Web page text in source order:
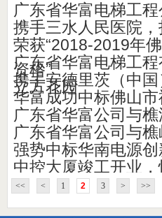
广东省华富电梯工
携手三水人民医院
荣获“2018-2019年
资格”
广东省华富电梯工
立方花园
携手安德里茨（中
华富成功中标佛山
广东省华富公司与
广东省华富公司与
强势中标华南电源
中控大厦竣工开业
<< < 1 2 3 > >>